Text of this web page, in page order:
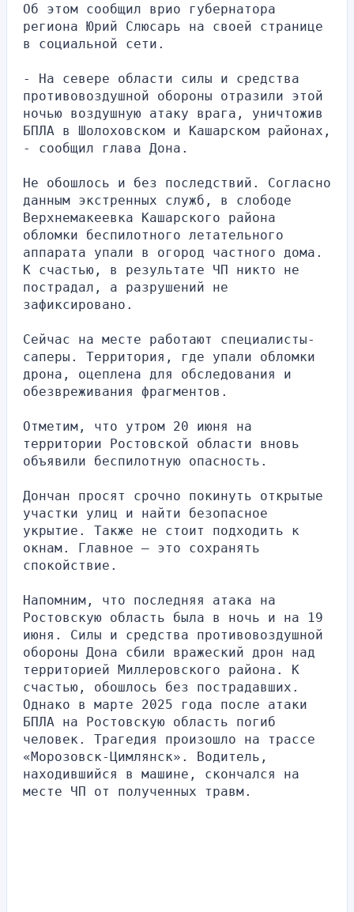
Об этом сообщил врио губернатора
региона Юрий Слюсарь на своей странице
в социальной сети.
- На севере области силы и средства
противовоздушной обороны отразили этой
ночью воздушную атаку врага, уничтожив
БПЛА в Шолоховском и Кашарском районах,
- сообщил глава Дона.
Не обошлось и без последствий. Согласно
данным экстренных служб, в слободе
Верхнемакеевка Кашарского района
обломки беспилотного летательного
аппарата упали в огород частного дома.
К счастью, в результате ЧП никто не
пострадал, а разрушений не
зафиксировано.
Сейчас на месте работают специалисты-
саперы. Территория, где упали обломки
дрона, оцеплена для обследования и
обезвреживания фрагментов.
Отметим, что утром 20 июня на
территории Ростовской области вновь
объявили беспилотную опасность.
Дончан просят срочно покинуть открытые
участки улиц и найти безопасное
укрытие. Также не стоит подходить к
окнам. Главное – это сохранять
спокойствие.
Напомним, что последняя атака на
Ростовскую область была в ночь и на 19
июня. Силы и средства противовоздушной
обороны Дона сбили вражеский дрон над
территорией Миллеровского района. К
счастью, обошлось без пострадавших.
Однако в марте 2025 года после атаки
БПЛА на Ростовскую область погиб
человек. Трагедия произошло на трассе
«Морозовск-Цимлянск». Водитель,
находившийся в машине, скончался на
месте ЧП от полученных травм.